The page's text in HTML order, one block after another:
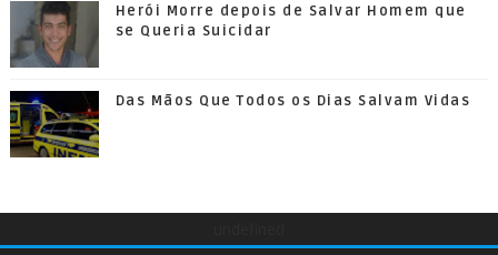
Herói Morre depois de Salvar Homem que
se Queria Suicidar
Das Mãos Que Todos os Dias Salvam Vidas